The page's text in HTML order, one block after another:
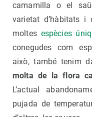
camamilla o el
varietat d’hàbitats
moltes espècies
conegudes com
això, també tenim
molta de la flora
L’actual
pujada de